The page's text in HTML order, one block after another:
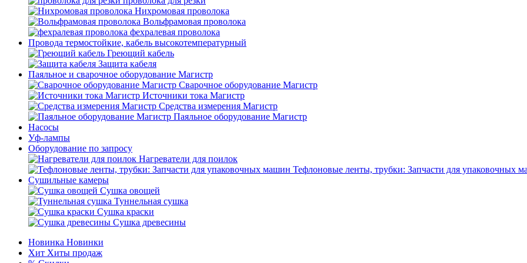
Нихромовая проволока
Вольфрамовая проволока
фехралевая проволока
Провода термостойкие, кабель высокотемпературный
Греющий кабель
Защита кабеля
Паяльное и сварочное оборудование Магистр
Сварочное оборудование Магистр
Источники тока Магистр
Средства измерения Магистр
Паяльное оборудование Магистр
Насосы
Уф-лампы
Оборудование по запросу
Нагреватели для поилок
Тефлоновые ленты, трубки: Запчасти для упаковочных
Сушильные камеры
Сушка овощей
Туннельная сушка
Сушка краски
Сушка древесины
Новинка Новинки
Хит Хиты продаж